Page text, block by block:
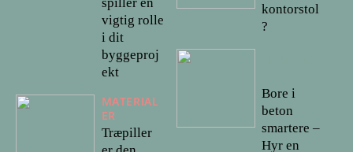
vigtig rolle
i dit
byggeproj
ekt
MATERIAL
ER
Træpiller
kontorstol
?
Bore i
beton
smartere –
Hyr en